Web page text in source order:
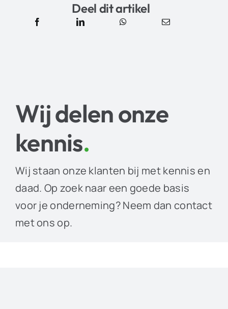
Deel dit artikel
Wij delen onze
kennis.
Wij staan onze klanten bij met kennis en
daad. Op zoek naar een goede basis
voor je onderneming? Neem dan contact
met ons op.